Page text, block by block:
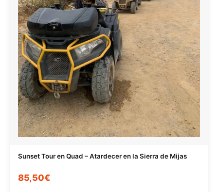
Sunset Tour en Quad – Atardecer en la Sierra de Mijas
85,50€